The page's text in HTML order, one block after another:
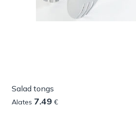
Salad tongs
Alates 7.49 €